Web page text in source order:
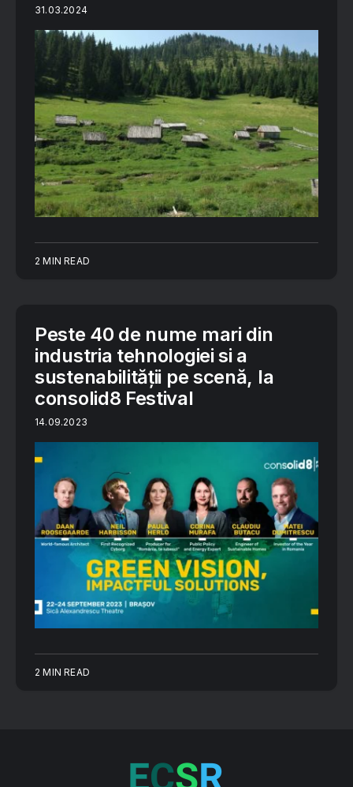
31.03.2024
2 MIN READ
Peste 40 de nume mari din
industria tehnologiei si a
sustenabilității pe scenă, la
consolid8 Festival
14.09.2023
2 MIN READ